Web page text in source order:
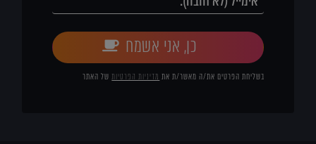
כן, אני אשמח
בשליחת הפרטים את/ה מאשר/ת את מדיניות הפרטיותשל האתר